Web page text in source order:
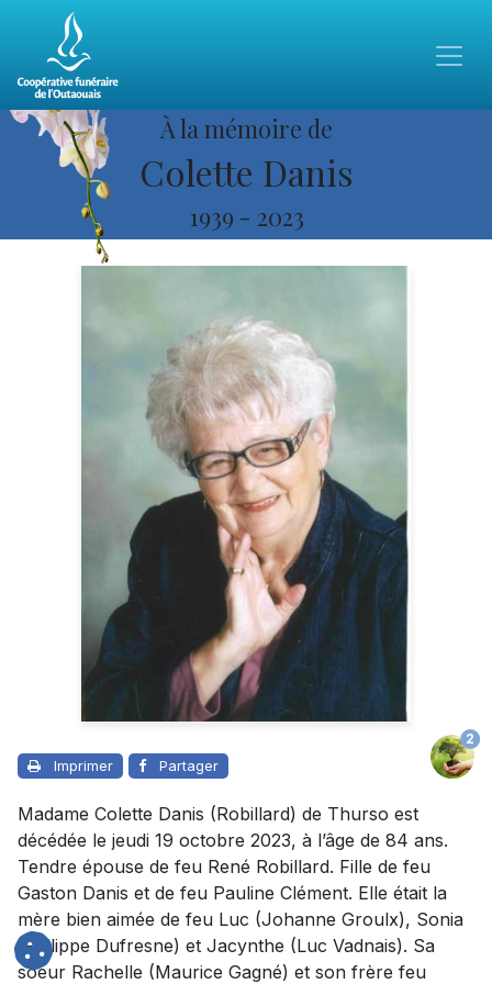
À la mémoire de
Colette Danis
1939 - 2023
Imprimer Partager
2
Madame Colette Danis (Robillard) de Thurso est
décédée le jeudi 19 octobre 2023, à l’âge de 84 ans.
Tendre épouse de feu René Robillard. Fille de feu
Gaston Danis et de feu Pauline Clément. Elle était la
mère bien aimée de feu Luc (Johanne Groulx), Sonia
(Philippe Dufresne) et Jacynthe (Luc Vadnais). Sa
soeur Rachelle (Maurice Gagné) et son frère feu